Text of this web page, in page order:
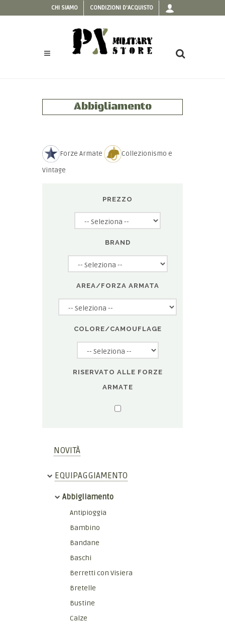
CHI SIAMO CONDIZIONI D'ACQUISTO
Abbigliamento
Forze Armate Collezionismo e
Vintage
PREZZO
BRAND
AREA/FORZA ARMATA
COLORE/CAMOUFLAGE
RISERVATO ALLE FORZE
ARMATE
NOVITÀ
EQUIPAGGIAMENTO
Abbigliamento
Antipioggia
Bambino
Bandane
Baschi
Berretti con Visiera
Bretelle
Bustine
Calze